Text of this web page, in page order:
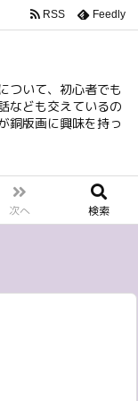
ついて、初心者でも
なども交えているの
銅版画に興味を持っ
次へ 検索
RSS Feedly